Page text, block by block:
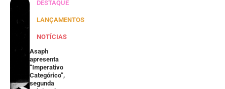
DESTAQUE
LANÇAMENTOS
NOTÍCIAS
Asaph
apresenta
“Imperativo
Categórico”,
segunda